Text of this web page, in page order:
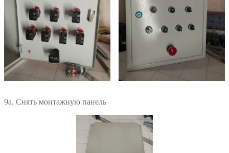
9а. Снять монтажную панель